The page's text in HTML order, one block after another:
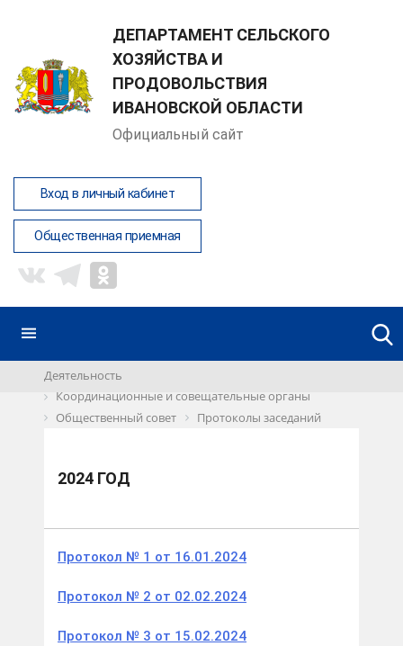
ДЕПАРТАМЕНТ СЕЛЬСКОГО
ХОЗЯЙСТВА И
ПРОДОВОЛЬСТВИЯ
ИВАНОВСКОЙ ОБЛАСТИ
Официальный сайт
Вход в личный кабинет
Общественная приемная
Деятельность
Координационные и совещательные органы
Общественный совет
Протоколы заседаний
2024 ГОД
Протокол № 1 от 16.01.2024
Протокол № 2 от 02.02.2024
Протокол № 3 от 15.02.2024